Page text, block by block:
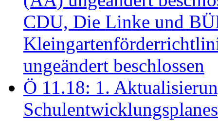
CDU, Die Linke und
ungeändert beschlossen
Ö 11.18: 1.